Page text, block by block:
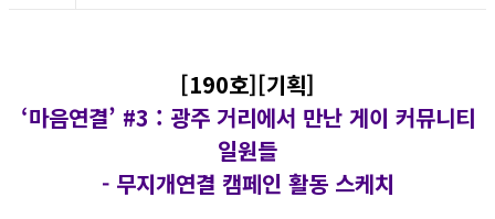
[190호][기획]
‘마음연결’ #3 : 광주 거리에서 만난 게이 커뮤니티
일원들
- 무지개연결 캠페인 활동 스케치